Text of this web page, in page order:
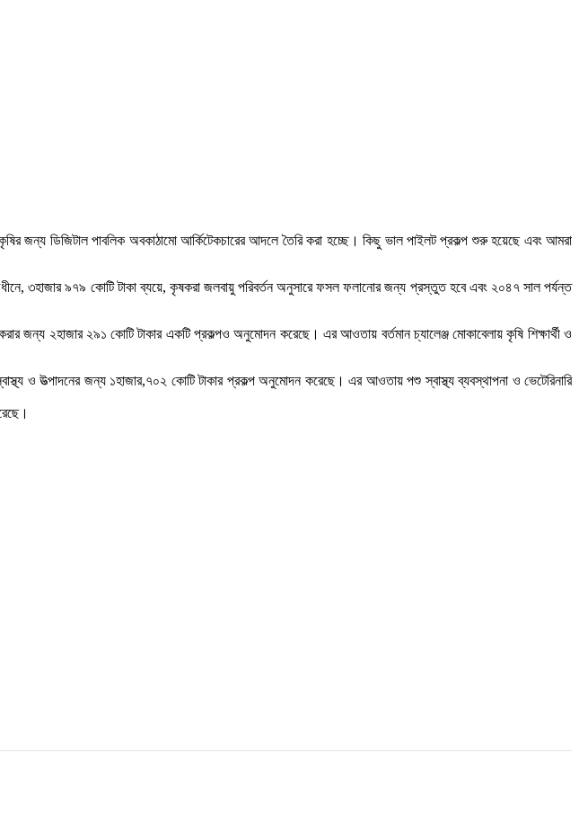
জন্য ডিজিটাল পাবলিক অবকাঠামো আর্কিটেকচারের আদলে তৈরি করা হচ্ছে। কিছু ভাল পাইলট প্রকল্প শুরু হয়েছে এবং আমরা
৩হাজার ৯৭৯ কোটি টাকা ব্যয়ে, কৃষকরা জলবায়ু পরিবর্তন অনুসারে ফসল ফলানোর জন্য প্রস্তুত হবে এবং ২০৪৭ সাল পর্যন্ত
করার জন্য ২হাজার ২৯১ কোটি টাকার একটি প্রকল্পও অনুমোদন করেছে। এর আওতায় বর্তমান চ্যালেঞ্জ মোকাবেলায় কৃষি শিক্ষার্থী ও
ও উত্পাদনের জন্য ১হাজার,৭০২ কোটি টাকার প্রকল্প অনুমোদন করেছে। এর আওতায় পশু স্বাস্থ্য ব্যবস্থাপনা ও ভেটেরিনারি